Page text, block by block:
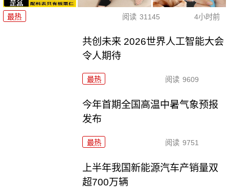
最热 阅读 31145 4小时前
共创未来 2026世界人工智能大会
令人期待
最热 阅读 9609
今年首期全国高温中暑气象预报
发布
最热 阅读 9751
上半年我国新能源汽车产销量双
超700万辆